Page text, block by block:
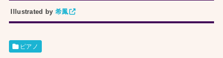
Illustrated by 希鳳
ピアノ